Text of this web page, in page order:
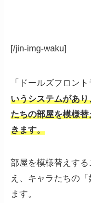
[/jin-img-waku]
「ドールズフロン
いうシステムがあ
たちの部屋を模様
きます。
部屋を模様替えす
え、キャラたちの
ます。